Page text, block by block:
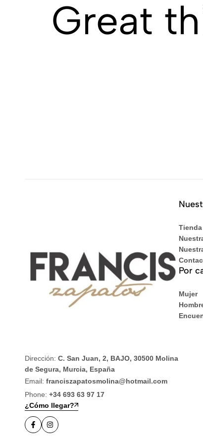
Great
Dirección: C. San Juan, 2, BAJO, 30500 Molina
de Segura, Murcia, España
Email: franciszapatosmolina@hotmail.com
Phone: +34 693 63 97 17
¿Cómo llegar?
Tienda
Por
Mujer